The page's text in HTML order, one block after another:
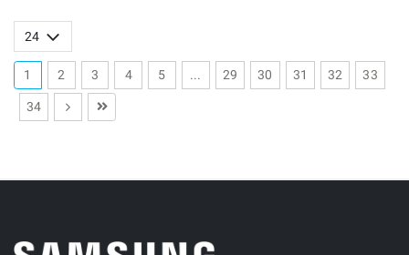
1 2 3 4 5 ... 29 30 31 32 33
34